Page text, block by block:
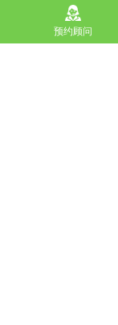
预约顾问